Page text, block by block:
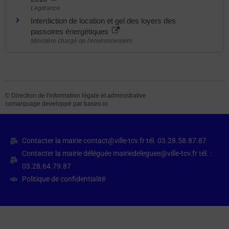
Legifrance
Interdiction de location et gel des loyers des
passoires énergétiques
Ministère chargé de l'environnement
© Direction de l'information légale et administrative
comarquage developpé par baseo.io
Contacter la mairie contact@ville-tcv.fr tél. 03.28.58.87.87
Contacter la mairie déléguée mairiedeleguee@ville-tcv.fr tél. :
03.28.64.79.87
Politique de confidentialité